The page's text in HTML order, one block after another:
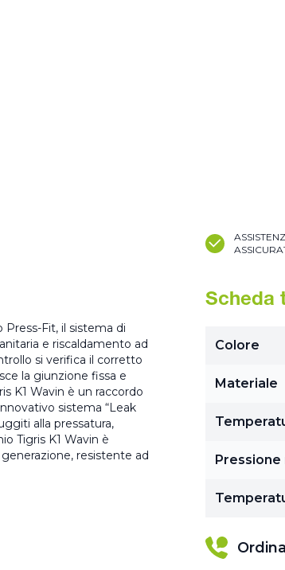
Fit, il sistema di
e riscaldamento ad
si verifica il corretto
la giunzione fissa e
K1 Wavin è un raccordo
sistema “Leak
alla pressatura,
Tigris K1 Wavin è
resistente ad
Scheda
Colore
Materiale
Pressione